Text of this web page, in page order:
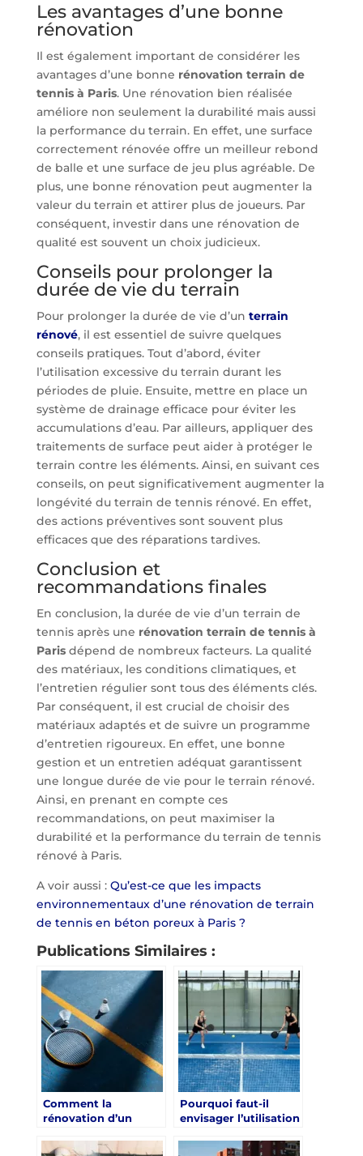
Les avantages d’une bonne
rénovation
Il est également important de considérer les
avantages d’une bonne rénovation terrain de
tennis à Paris. Une rénovation bien réalisée
améliore non seulement la durabilité mais aussi
la performance du terrain. En effet, une surface
correctement rénovée offre un meilleur rebond
de balle et une surface de jeu plus agréable. De
plus, une bonne rénovation peut augmenter la
valeur du terrain et attirer plus de joueurs. Par
conséquent, investir dans une rénovation de
qualité est souvent un choix judicieux.
Conseils pour prolonger la
durée de vie du terrain
Pour prolonger la durée de vie d’un terrain
rénové, il est essentiel de suivre quelques
conseils pratiques. Tout d’abord, éviter
l’utilisation excessive du terrain durant les
périodes de pluie. Ensuite, mettre en place un
système de drainage efficace pour éviter les
accumulations d’eau. Par ailleurs, appliquer des
traitements de surface peut aider à protéger le
terrain contre les éléments. Ainsi, en suivant ces
conseils, on peut significativement augmenter la
longévité du terrain de tennis rénové. En effet,
des actions préventives sont souvent plus
efficaces que des réparations tardives.
Conclusion et
recommandations finales
En conclusion, la durée de vie d’un terrain de
tennis après une rénovation terrain de tennis à
Parisdépend de nombreux facteurs. La qualité
des matériaux, les conditions climatiques, et
l’entretien régulier sont tous des éléments clés.
Par conséquent, il est crucial de choisir des
matériaux adaptés et de suivre un programme
d’entretien rigoureux. En effet, une bonne
gestion et un entretien adéquat garantissent
une longue durée de vie pour le terrain rénové.
Ainsi, en prenant en compte ces
recommandations, on peut maximiser la
durabilité et la performance du terrain de tennis
rénové à Paris.
A voir aussi : Qu’est-ce que les impacts
environnementaux d’une rénovation de terrain
de tennis en béton poreux à Paris ?
Publications Similaires :
Comment la
rénovation d’un
Paris peut-elle
Pourquoi faut-il
envisager l’utilisation
écologiques pour la